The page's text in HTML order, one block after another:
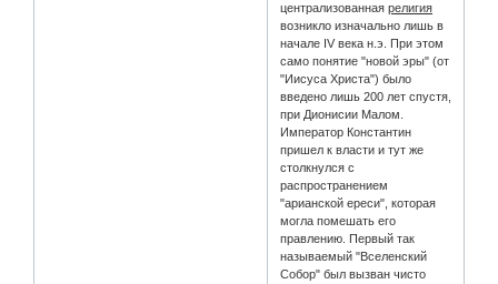
централизованнаярелигия
возникло изначально лишь в
начале IV века н.э. При этом
само понятие "новой эры" (от
"Иисуса Христа") было
введено лишь 200 лет спустя,
при Дионисии Малом.
Император Константин
пришел к власти и тут же
столкнулся с
распространением
"арианской ереси", которая
могла помешать его
правлению. Первый так
называемый "Вселенский
Собор" был вызван чисто